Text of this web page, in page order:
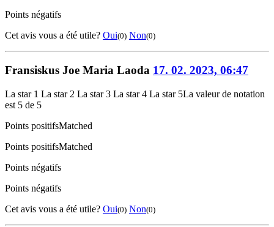
Points négatifs
Cet avis vous a été utile? Oui(0) Non(0)
Fransiskus Joe Maria Laoda 17. 02. 2023, 06:47
La star 1 La star 2 La star 3 La star 4 La star 5La valeur de notation
est 5 de 5
Points positifsMatched
Points positifsMatched
Points négatifs
Points négatifs
Cet avis vous a été utile? Oui(0) Non(0)